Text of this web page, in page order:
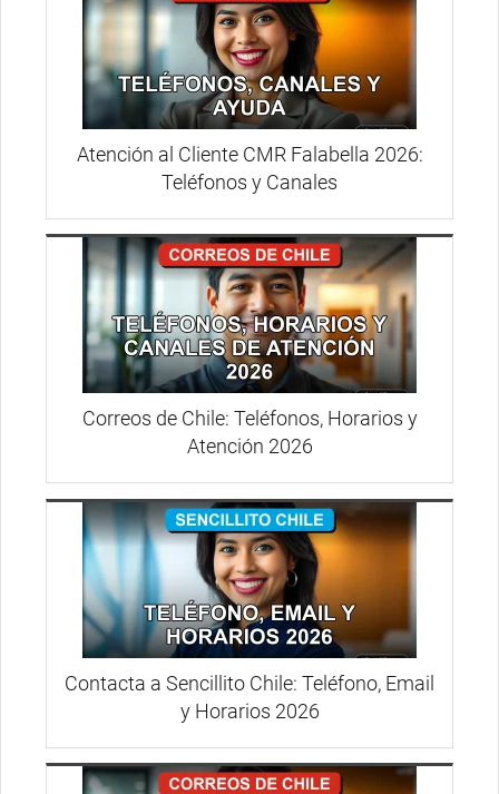
Atención al Cliente CMR Falabella 2026:
Teléfonos y Canales
Correos de Chile: Teléfonos, Horarios y
Atención 2026
Contacta a Sencillito Chile: Teléfono, Email
y Horarios 2026